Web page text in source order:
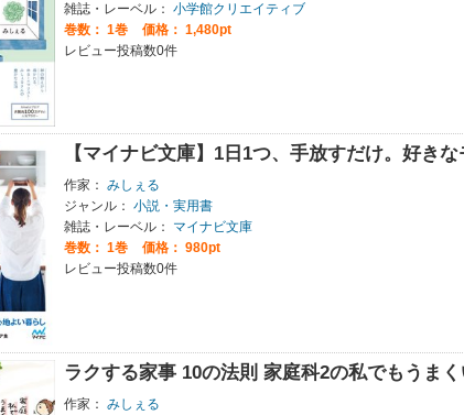
雑誌・レーベル： 小学館クリエイティブ
巻数： 1巻
価格： 1,480pt
レビュー投稿数0件
【マイナビ文庫】1日1つ、手放すだけ。好き
作家： みしぇる
ジャンル： 小説・実用書
雑誌・レーベル：
マイナビ文庫
巻数： 1巻
価格： 980pt
レビュー投稿数0件
ラクする家事 10の法則 家庭科2の私でもうま
作家： みしぇる